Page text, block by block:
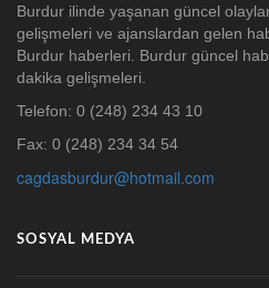
Burdur ilinde yaşanan güncel
gelişmeleri ve ajanslardan gelen
Burdur haberleri. Burdur güncel
dakika gelişmeleri.
Telefon: 0 (248) 234 43 10
Fax: 0 (248) 234 34 54
cagdasburdur@hotmail.com
SOSYAL MEDYA